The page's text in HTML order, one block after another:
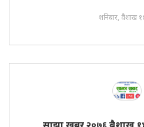
शनिबार, वैशाख